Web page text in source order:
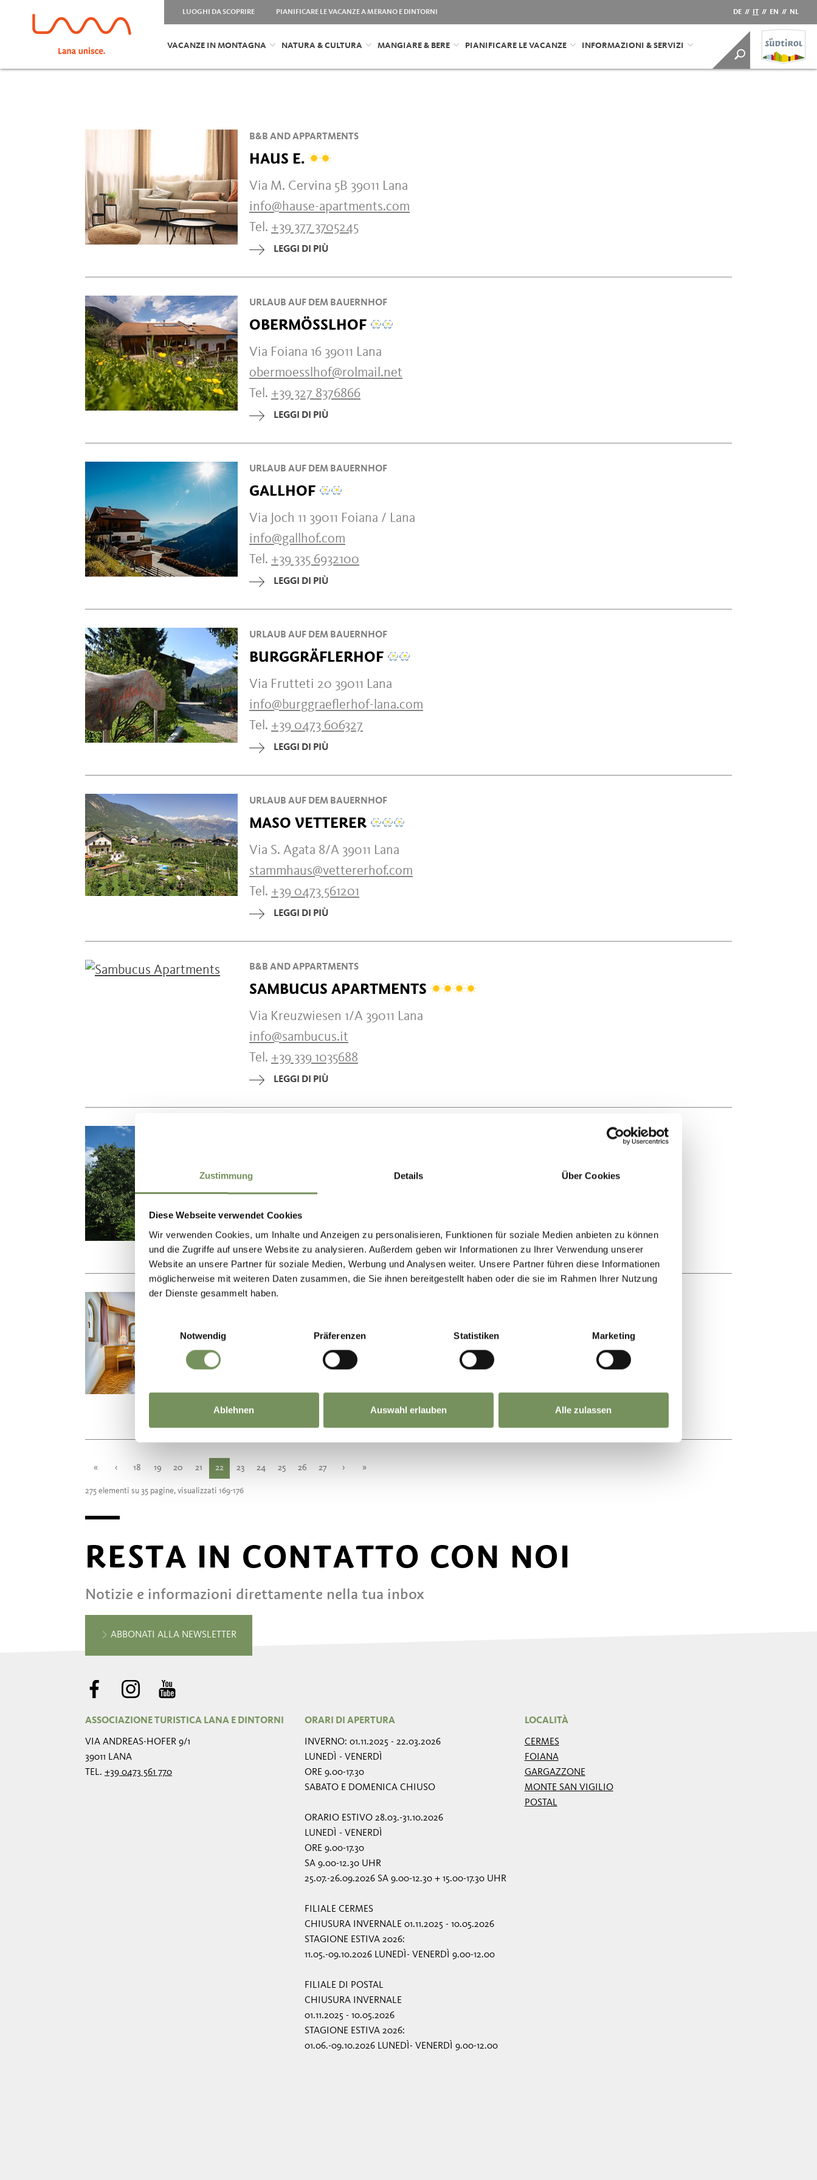
Zustimmung Details Über Cookies
Diese Webseite verwendet Cookies
Wir verwenden Cookies, um Inhalte und Anzeigen zu personalisieren, Funktionen für soziale Medien anbieten zu können
und die Zugriffe auf unsere Website zu analysieren. Außerdem geben wir Informationen zu Ihrer Verwendung unserer
Website an unsere Partner für soziale Medien, Werbung und Analysen weiter. Unsere Partner führen diese Informationen
möglicherweise mit weiteren Daten zusammen, die Sie ihnen bereitgestellt haben oder die sie im Rahmen Ihrer Nutzung
der Dienste gesammelt haben.
Einwilligungsauswahl
Notwendig
Präferenzen Statistiken Marketing
Ablehnen Auswahl erlauben Alle zulassen
LUOGHI DA SCOPRIRE PIANIFICARE LE VACANZE A MERANO E DINTORNI DE // IT // EN // NL
VACANZE IN MONTAGNA NATURA & CULTURA MANGIARE & BERE PIANIFICARE LE VACANZE INFORMAZIONI & SERVIZI
B&B AND APPARTMENTS
HAUS E.
Via M. Cervina 5B 39011 Lana
info@hause-apartments.com
Tel. +39 377 3705245
LEGGI DI PIÙ
URLAUB AUF DEM BAUERNHOF
OBERMÖSSLHOF
Via Foiana 16 39011 Lana
obermoesslhof@rolmail.net
Tel. +39 327 8376866
LEGGI DI PIÙ
URLAUB AUF DEM BAUERNHOF
GALLHOF
Via Joch 11 39011 Foiana / Lana
info@gallhof.com
Tel. +39 335 6932100
LEGGI DI PIÙ
URLAUB AUF DEM BAUERNHOF
BURGGRÄFLERHOF
Via Frutteti 20 39011 Lana
info@burggraeflerhof-lana.com
Tel. +39 0473 606327
LEGGI DI PIÙ
URLAUB AUF DEM BAUERNHOF
MASO VETTERER
Via S. Agata 8/A 39011 Lana
stammhaus@vettererhof.com
Tel. +39 0473 561201
LEGGI DI PIÙ
B&B AND APPARTMENTS
SAMBUCUS APARTMENTS
Via Kreuzwiesen 1/A 39011 Lana
info@sambucus.it
Tel. +39 339 1035688
LEGGI DI PIÙ
Via Frutteti 19 39011 Lana
LEGGI DI PIÙ
URLAUB AUF DEM BAUERNHOF
Via della Chiesa 12 39011 Lana
info@rebmannhof.com
Tel.+39 0473 550007
« ‹ 18 19 20 21 22 23 24 25 26 27 › »
275 elementi su 35 pagine, visualizzati 169-176
RESTA IN CONTATTO CON NOI
Notizie e informazioni direttamente nella tua inbox
ABBONATI ALLA NEWSLETTER
ASSOCIAZIONE TURISTICA LANA E DINTORNI
VIA ANDREAS-HOFER 9/1
39011 LANA
TEL. +39 0473 561 770
ORARI DI APERTURA
INVERNO: 01.11.2025 - 22.03.2026
LUNEDÌ - VENERDÌ
ORE 9.00-17.30
SABATO E DOMENICA CHIUSO
ORARIO ESTIVO 28.03.-31.10.2026
LUNEDÌ - VENERDÌ
ORE 9.00-17.30
SA 9.00-12.30 UHR
25.07.-26.09.2026 SA 9.00-12.30 + 15.00-17.30 UHR
FILIALE CERMES
CHIUSURA INVERNALE 01.11.2025 - 10.05.2026
STAGIONE ESTIVA 2026:
11.05.-09.10.2026 LUNEDÌ- VENERDÌ 9.00-12.00
FILIALE DI POSTAL
CHIUSURA INVERNALE
01.11.2025 - 10.05.2026
STAGIONE ESTIVA 2026:
01.06.-09.10.2026 LUNEDÌ- VENERDÌ 9.00-12.00
LOCALITÀ
CERMES
FOIANA
GARGAZZONE
MONTE SAN VIGILIO
POSTAL